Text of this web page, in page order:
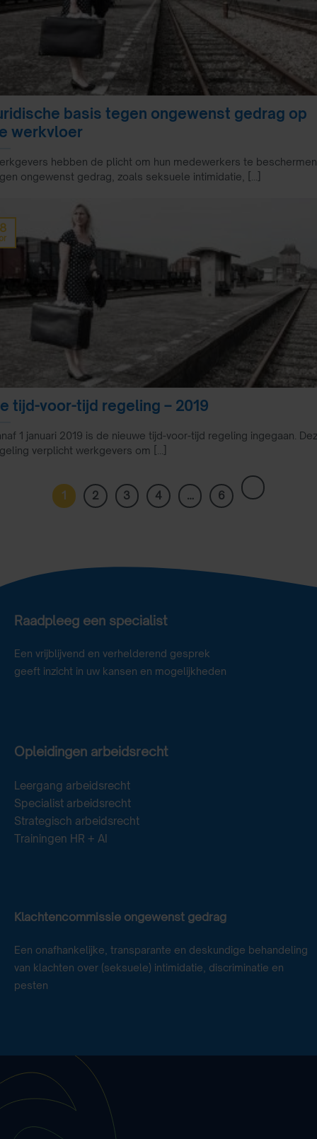
basis tegen ongewenst gedrag op
werkvloer
hebben de plicht om hun medewerkers te beschermen
ongewenst gedrag, zoals seksuele intimidatie, [...]
tijd-voor-tijd regeling – 2019
1 januari 2019 is de nieuwe tijd-voor-tijd regeling ingegaan.
verplicht werkgevers om [...]
1 2 3 4 … 6
Raadpleeg een specialist
Een vrijblijvend en verhelderend gesprek
geeft inzicht in uw kansen en mogelijkheden
Opleidingen arbeidsrecht
Leergang arbeidsrecht
Specialist arbeidsrecht
Strategisch arbeidsrecht
Trainingen HR + AI
Klachtencommissie ongewenst gedrag
Een onafhankelijke, transparante en deskundige behandeling
van klachten over (seksuele) intimidatie, discriminatie en
pesten